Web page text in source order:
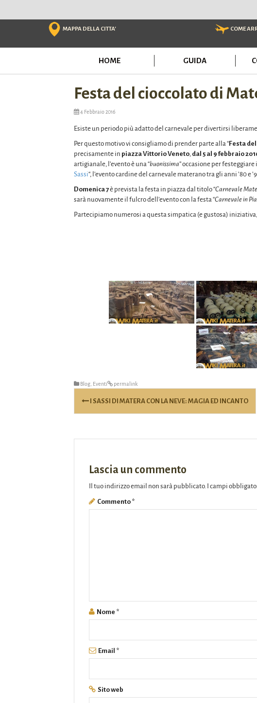
MAPPA DELLA CITTA' COME
HOME GUIDA
Festa del cioccolato di
4 Febbraio 2016
Esiste un periodo più adatto del carnevale per divertirsi
Per questo motivo vi consigliamo di prender parte alla “Festa
precisamente in piazza Vittorio Veneto, dal 5 al 9 febbraio
artigianale, l’evento è una “buonissima” occasione per
Sassi“, l’evento cardine del carnevale materano tra gli anni ’80 e
Domenica 7è prevista la festa in piazza dal titolo “Carnevale
sarà nuovamente il fulcro dell’evento con la festa “Carnevale in
Partecipiamo numerosi a questa simpatica (e gustosa) iniziativa,
Blog Eventi permalink
Post
navigation
I SASSI DI MATERA CON LA NEVE: MAGIA ED INCANTO
Lascia un commento
Il tuo indirizzo email non sarà pubblicato. I campi
Commento *
Nome *
Email *
Sito web